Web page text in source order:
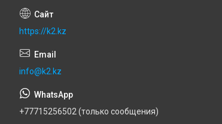
https://k2.kz
info@k2.kz
+77715256502 (только сообщения)